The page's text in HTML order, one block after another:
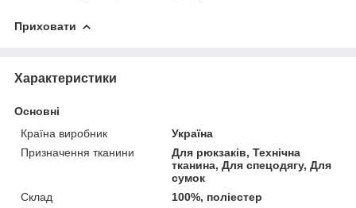
Приховати
Характеристики
Основні
Країна виробник
Україна
Призначення тканини
Для рюкзаків, Технічна
тканина, Для спецодягу, Для
сумок
Склад
100%, поліестер